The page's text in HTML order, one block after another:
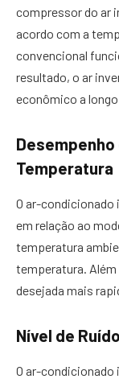
compressor do ar
acordo com a
convencional
resultado, o ar
econômico a
Temperatura
O ar-
em relação ao
temperatura
temperatura.
desejada mais
Nível de
O ar-condicionado